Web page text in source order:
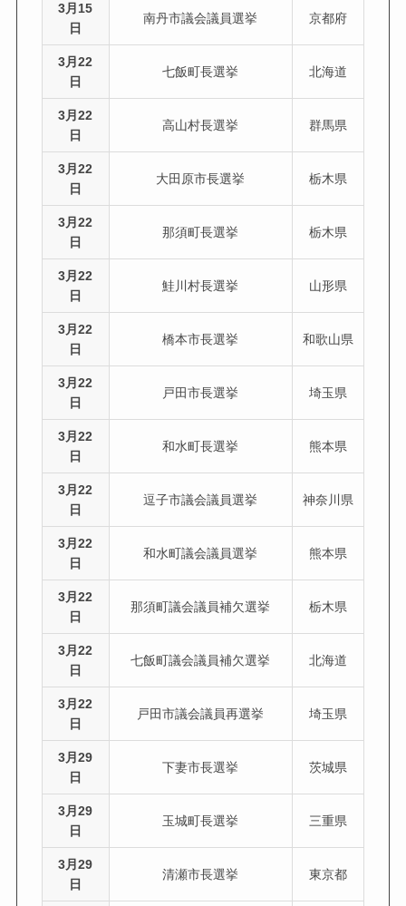
3月15
日
南丹市議会議員選挙 京都府
3月22
日
七飯町長選挙 北海道
3月22
日
高山村長選挙 群馬県
3月22
日
大田原市長選挙 栃木県
3月22
日
那須町長選挙 栃木県
3月22
日
鮭川村長選挙 山形県
3月22
日
橋本市長選挙 和歌山県
3月22
日
戸田市長選挙 埼玉県
3月22
日
和水町長選挙 熊本県
3月22
日
逗子市議会議員選挙 神奈川県
3月22
日
和水町議会議員選挙 熊本県
3月22
日
那須町議会議員補欠選挙 栃木県
3月22
日
七飯町議会議員補欠選挙 北海道
3月22
日
戸田市議会議員再選挙 埼玉県
3月29
日
下妻市長選挙 茨城県
3月29
日
玉城町長選挙 三重県
3月29
日
清瀬市長選挙 東京都